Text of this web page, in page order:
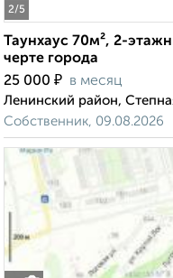
2/5
Таунхаус 70м², 2-
черте города
25 000 ₽ в месяц
Ленинский район,
Собственник, 09.08.2026